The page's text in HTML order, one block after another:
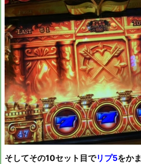
そしてその10セット目でリプ5をか